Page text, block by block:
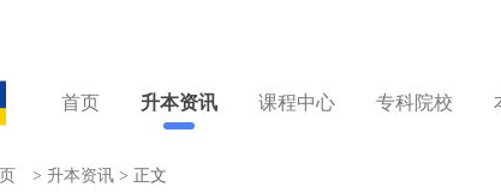
首页 升本资讯 课程中心 专科院校
> 升本资讯 > 正文